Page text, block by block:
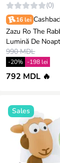
(0)
16 lei
Zazu Ro The
Lumină De
990 MDL
-20% -198 lei
792 MDL 🔥
Sales